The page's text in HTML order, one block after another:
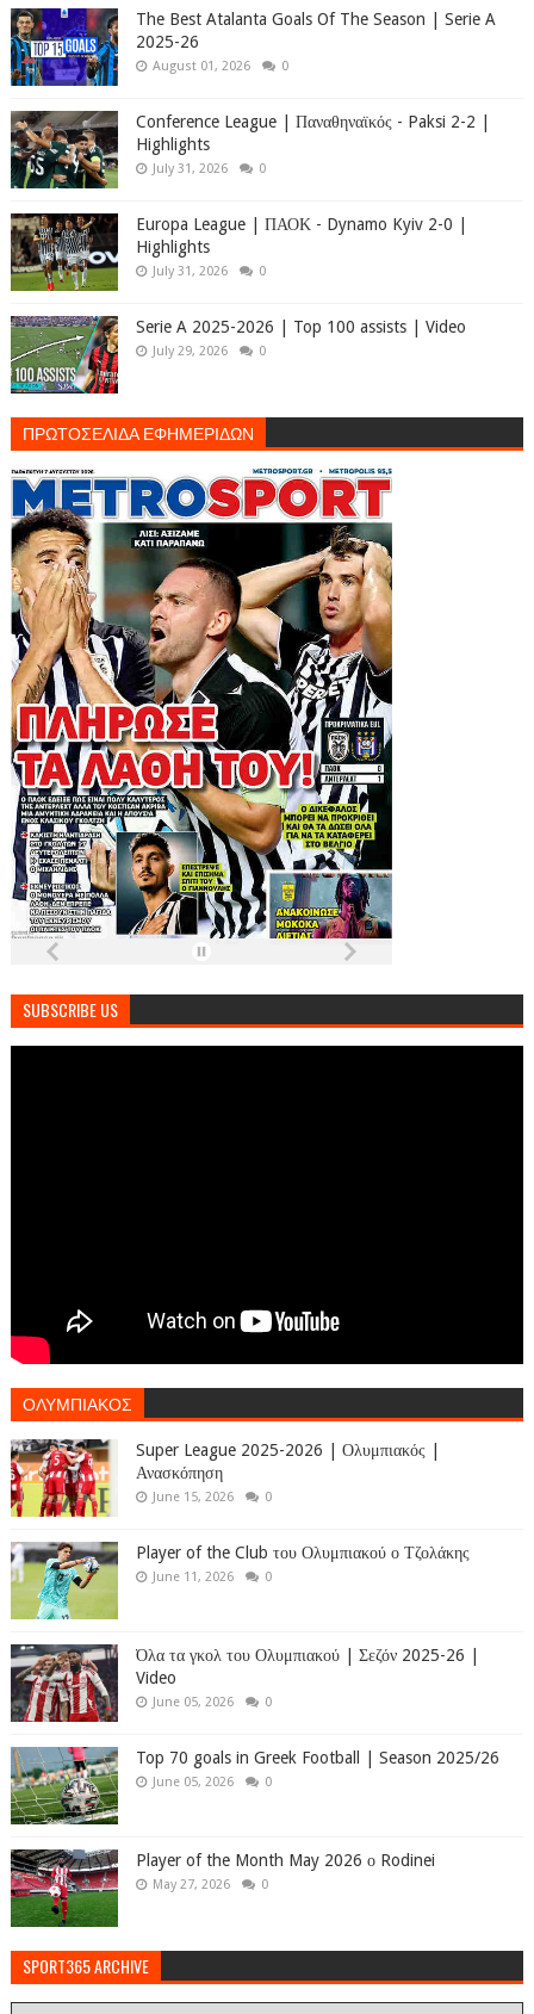
The Best Atalanta Goals Of The Season | Serie A
2025-26
August 01, 2026 0
Conference League | Παναθηναϊκός - Paksi 2-2 |
Highlights
July 31, 2026 0
Europa League | ΠΑΟΚ - Dynamo Kyiv 2-0 |
Highlights
July 31, 2026 0
Serie A 2025-2026 | Top 100 assists | Video
July 29, 2026 0
ΠΡΩΤΟΣΕΛΙΔΑ ΕΦΗΜΕΡΙΔΩΝ
SUBSCRIBE US
ΟΛΥΜΠΙΑΚΟΣ
Super League 2025-2026 | Ολυμπιακός |
Ανασκόπηση
June 15, 2026 0
Player of the Club του Ολυμπιακού ο Τζολάκης
June 11, 2026 0
Όλα τα γκολ του Ολυμπιακού | Σεζόν 2025-26 |
Video
June 05, 2026 0
Top 70 goals in Greek Football | Season 2025/26
June 05, 2026 0
Player of the Month May 2026 ο Rodinei
May 27, 2026 0
SPORT365 ARCHIVE